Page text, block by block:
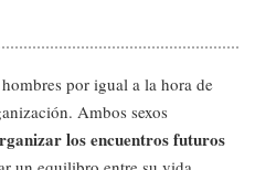
por igual a la hora de
Ambos sexos
los encuentros futuros